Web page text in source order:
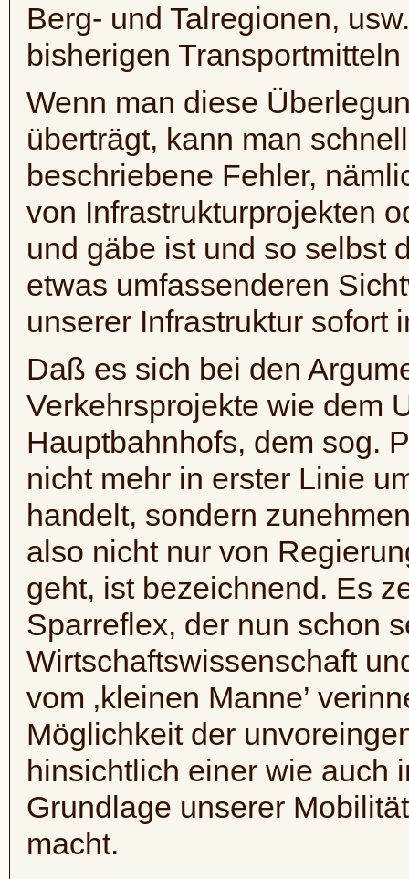
Berg- und Talregionen,
bisherigen Transportmitteln
Wenn man diese
überträgt, kann man
beschriebene Fehler,
von Infrastrukturprojekten
und gäbe ist und so selbst
etwas umfassenderen
unserer Infrastruktur sofort
Daß es sich bei den
Verkehrsprojekte wie dem
Hauptbahnhofs, dem sog.
nicht mehr in erster Linie
handelt, sondern
also nicht nur von
geht, ist bezeichnend. Es
Sparreflex, der nun schon
Wirtschaftswissenschaft
vom ‚kleinen Manne’
Möglichkeit der
hinsichtlich einer wie auch
Grundlage unserer
macht.